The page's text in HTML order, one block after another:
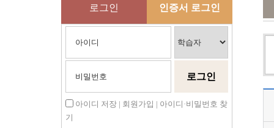
로그인 인증서 로그인
아이디 저장 | 회원가입 | 아이디·비밀번호 찾
기